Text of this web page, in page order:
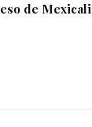
de Mexicali